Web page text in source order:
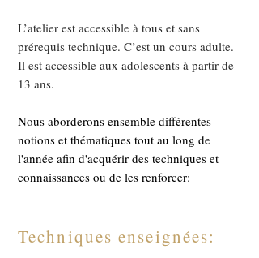
L’atelier est accessible à tous et sans
prérequis technique. C’est un cours adulte.
Il est accessible aux adolescents à partir de
13 ans.
Nous aborderons ensemble différentes
notions et thématiques tout au long de
l'année afin d'acquérir des techniques et
connaissances ou de les renforcer:
Techniques enseignées: